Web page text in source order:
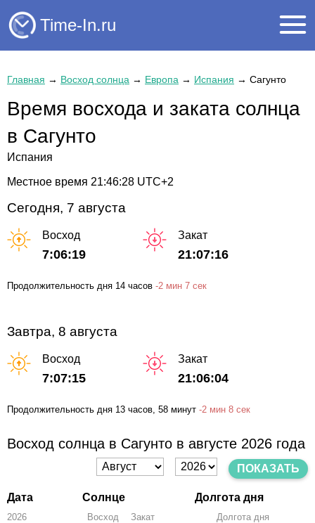
Time-In.ru
Главная → Восход солнца → Европа → Испания → Сагунто
Время восхода и заката солнца
в Сагунто
Испания
Местное время 21:46:28 UTC+2
Сегодня, 7 августа
Восход
7:06:19
Закат
21:07:16
Продолжительность дня 14 часов -2 мин 7 сек
Завтра, 8 августа
Восход
7:07:15
Закат
21:06:04
Продолжительность дня 13 часов, 58 минут -2 мин 8 сек
Восход солнца в Сагунто в августе 2026 года
ПОКАЗАТЬ
Дата Солнце Долгота дня
2026 Восход Закат Долгота дня